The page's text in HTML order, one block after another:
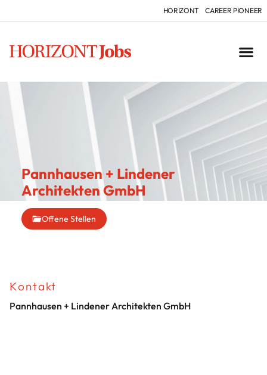
HORIZONT CAREER PIONEER
Pannhausen + Lindener
Architekten GmbH
Offene Stellen
Kontakt
Pannhausen + Lindener Architekten GmbH